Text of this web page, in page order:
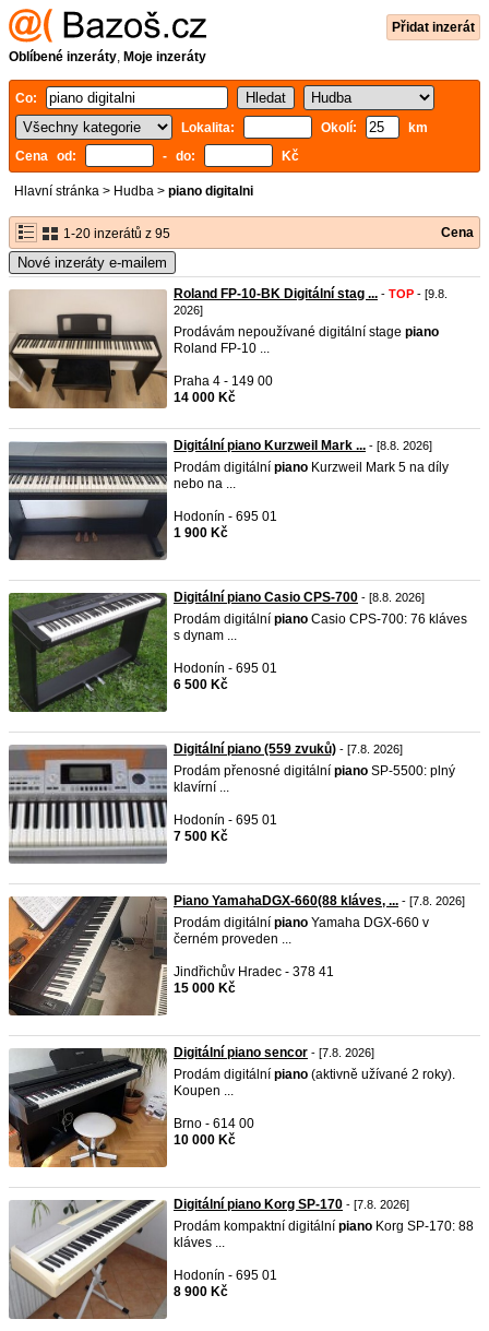
Přidat inzerát
Oblíbené inzeráty, Moje inzeráty
Co:
Lokalita:
Okolí:
km
Cena od:
- do: Kč
Hlavní stránka > Hudba > piano digitalni
1-20 inzerátů z 95 Cena
Nové inzeráty e-mailem
Roland FP-10-BK Digitální stag ... - TOP - [9.8.
2026]
Prodávám nepoužívané digitální stage piano
Roland FP-10 ...
Praha 4 - 149 00
14 000 Kč
Digitální piano Kurzweil Mark ... - [8.8. 2026]
Prodám digitální piano Kurzweil Mark 5 na díly
nebo na ...
Hodonín - 695 01
1 900 Kč
Digitální piano Casio CPS-700 - [8.8. 2026]
Prodám digitální piano Casio CPS-700: 76 kláves
s dynam ...
Hodonín - 695 01
6 500 Kč
Digitální piano (559 zvuků) - [7.8. 2026]
Prodám přenosné digitální piano SP-5500: plný
klavírní ...
Hodonín - 695 01
7 500 Kč
Piano YamahaDGX-660(88 kláves, ... - [7.8. 2026]
Prodám digitální piano Yamaha DGX-660 v
černém proveden ...
Jindřichův Hradec - 378 41
15 000 Kč
Digitální piano sencor - [7.8. 2026]
Prodám digitální piano (aktivně užívané 2 roky).
Koupen ...
Brno - 614 00
10 000 Kč
Digitální piano Korg SP-170 - [7.8. 2026]
Prodám kompaktní digitální piano Korg SP-170: 88
kláves ...
Hodonín - 695 01
8 900 Kč